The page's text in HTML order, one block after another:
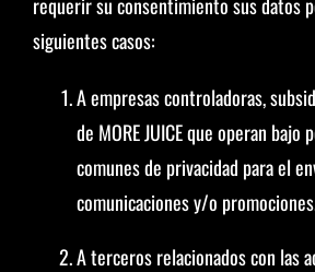
siguientes casos:
A empresas controladoras,
de MORE JUICE que operan
comunes de privacidad para el
comunicaciones y/o
A terceros relacionados con las